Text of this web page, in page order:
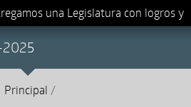
una Legislatura con logros y
Principal /